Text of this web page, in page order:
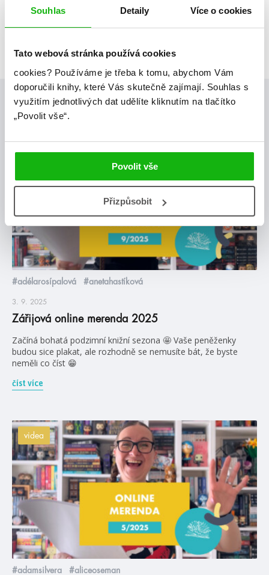
Souhlas Detaily Více o cookies
Tato webová stránka používá cookies
cookies? Používáme je třeba k tomu, abychom Vám
doporučili knihy, které Vás skutečně zajímají. Souhlas s
využitím jednotlivých dat udělíte kliknutím na tlačítko
„Povolit vše“.
Povolit vše
Přizpůsobit
Posty, které by tě mohly zajímat
#adélarosípalová #anetahastíková
3. 9. 2025
Zářijová online merenda 2025
Začíná bohatá podzimní knižní sezona 🤩 Vaše peněženky
budou sice plakat, ale rozhodně se nemusíte bát, že byste
neměli co číst 😁
číst více
videa
#adamsilvera #aliceoseman